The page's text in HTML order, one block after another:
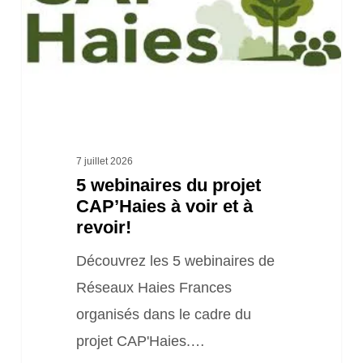
projet
CAP’Haies
7 juillet 2026
5 webinaires du projet
CAP’Haies à voir et à
revoir!
Découvrez les 5 webinaires de
Réseaux Haies Frances
organisés dans le cadre du
projet CAP'Haies.…